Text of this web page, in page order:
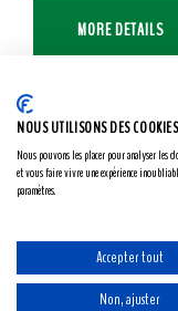
MORE DETAILS
NOUS UTILISONS DES COOKIES
Nous pouvons les placer pour analyser les
et vous faire vivre une expérience
paramètres.
Accepter tout
Non, ajuster